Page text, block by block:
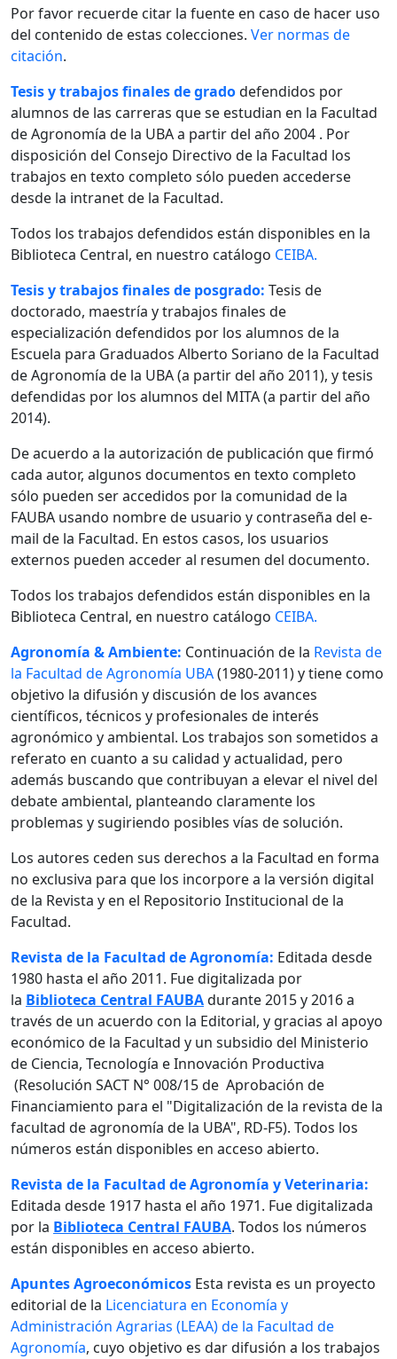
Por favor recuerde citar la fuente en caso de hacer uso
del contenido de estas colecciones. Ver normas de
citación.
Tesis y trabajos finales de gradodefendidos por
alumnos de las carreras que se estudian en la Facultad
de Agronomía de la UBA a partir del año 2004 . Por
disposición del Consejo Directivo de la Facultad los
trabajos en texto completo sólo pueden accederse
desde la intranet de la Facultad.
Todos los trabajos defendidos están disponibles en la
Biblioteca Central, en nuestro catálogo CEIBA.
Tesis y trabajos finales de posgrado: Tesis de
doctorado, maestría y trabajos finales de
especialización defendidos por los alumnos de la
Escuela para Graduados Alberto Soriano de la Facultad
de Agronomía de la UBA (a partir del año 2011), y tesis
defendidas por los alumnos del MITA (a partir del año
2014).
De acuerdo a la autorización de publicación que firmó
cada autor, algunos documentos en texto completo
sólo pueden ser accedidos por la comunidad de la
FAUBA usando nombre de usuario y contraseña del e-
mail de la Facultad. En estos casos, los usuarios
externos pueden acceder al resumen del documento.
Todos los trabajos defendidos están disponibles en la
Biblioteca Central, en nuestro catálogo CEIBA.
Agronomía & Ambiente: Continuación de la Revista de
la Facultad de Agronomía UBA(1980-2011) y tiene como
objetivo la difusión y discusión de los avances
científicos, técnicos y profesionales de interés
agronómico y ambiental. Los trabajos son sometidos a
referato en cuanto a su calidad y actualidad, pero
además buscando que contribuyan a elevar el nivel del
debate ambiental, planteando claramente los
problemas y sugiriendo posibles vías de solución.
Los autores ceden sus derechos a la Facultad en forma
no exclusiva para que los incorpore a la versión digital
de la Revista y en el Repositorio Institucional de la
Facultad.
Revista de la Facultad de Agronomía: Editada desde
1980 hasta el año 2011. Fue digitalizada por
la Biblioteca Central FAUBAdurante 2015 y 2016 a
través de un acuerdo con la Editorial, y gracias al apoyo
económico de la Facultad y un subsidio del Ministerio
de Ciencia, Tecnología e Innovación Productiva
(Resolución SACT N° 008/15 de Aprobación de
Financiamiento para el "Digitalización de la revista de la
facultad de agronomía de la UBA", RD-F5). Todos los
números están disponibles en acceso abierto.
Revista de la Facultad de Agronomía y Veterinaria:
Editada desde 1917 hasta el año 1971. Fue digitalizada
por la Biblioteca Central FAUBA. Todos los números
están disponibles en acceso abierto.
Apuntes Agroeconómicos Esta revista es un proyecto
editorial de la Licenciatura en Economía y
Administración Agrarias (LEAA) de la Facultad de
Agronomía, cuyo objetivo es dar difusión a los trabajos